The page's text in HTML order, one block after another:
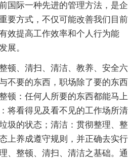
国际一种先进的管理方法，是企
要方式，不仅可能改善我们目前
效提高工作效率和个人行为能
展。
顿、清扫、清洁、教养、安全六
不要的东西，职场除了要的东西
顿：任何人所要的东西都能马上
将看得见及看不见的工作场所清
圾的状态；清洁：贯彻整理、整
上养成遵守规则，并正确去实行
、整顿、清扫、清洁之基础。通